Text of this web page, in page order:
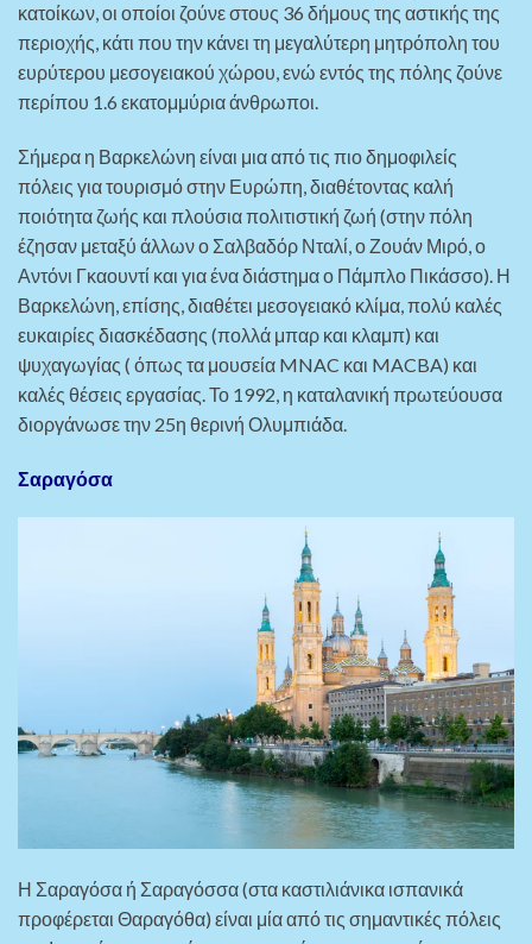
κατοίκων, οι οποίοι ζούνε στους 36 δήμους της αστικής της
περιοχής, κάτι που την κάνει τη μεγαλύτερη μητρόπολη του
ευρύτερου μεσογειακού χώρου, ενώ εντός της πόλης ζούνε
περίπου 1.6 εκατομμύρια άνθρωποι.
Σήμερα η Βαρκελώνη είναι μια από τις πιο δημοφιλείς
πόλεις για τουρισμό στην Ευρώπη, διαθέτοντας καλή
ποιότητα ζωής και πλούσια πολιτιστική ζωή (στην πόλη
έζησαν μεταξύ άλλων ο Σαλβαδόρ Νταλί, ο Ζουάν Μιρό, ο
Αντόνι Γκαουντί και για ένα διάστημα ο Πάμπλο Πικάσσο). Η
Βαρκελώνη, επίσης, διαθέτει μεσογειακό κλίμα, πολύ καλές
ευκαιρίες διασκέδασης (πολλά μπαρ και κλαμπ) και
ψυχαγωγίας ( όπως τα μουσεία MNAC και MACBA) και
καλές θέσεις εργασίας. Το 1992, η καταλανική πρωτεύουσα
διοργάνωσε την 25η θερινή Ολυμπιάδα.
Σαραγόσα
Η Σαραγόσα ή Σαραγόσσα (στα καστιλιάνικα ισπανικά
προφέρεται Θαραγόθα) είναι μία από τις σημαντικές πόλεις